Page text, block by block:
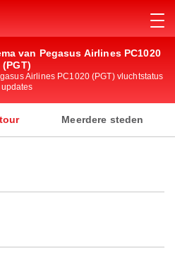
van Pegasus Airlines PC1020
(PGT)
Airlines PC1020 (PGT) vluchtstatus
updates
Meerdere steden